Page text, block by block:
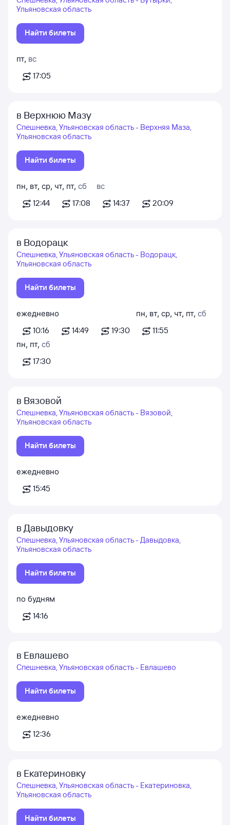
Ульяновская область
Найти билеты
пт, вс
17:05
в Верхнюю Мазу
Спешневка, Ульяновская область - Верхняя Маза,
Ульяновская область
Найти билеты
пн, вт, ср, чт, пт, сб
12:44
17:08
вс
14:37
20:09
в Водорацк
Спешневка, Ульяновская область - Водорацк,
Ульяновская область
Найти билеты
ежедневно
10:16
14:49 19:30
пн, вт, ср, чт, пт, сб
11:55
пн, пт, сб
17:30
в Вязовой
Спешневка, Ульяновская область - Вязовой,
Ульяновская область
Найти билеты
ежедневно
15:45
в Давыдовку
Спешневка, Ульяновская область - Давыдовка,
Ульяновская область
Найти билеты
по будням
14:16
в Евлашево
Спешневка, Ульяновская область - Евлашево
Найти билеты
ежедневно
12:36
в Екатериновку
Спешневка, Ульяновская область - Екатериновка,
Ульяновская область
Найти билеты